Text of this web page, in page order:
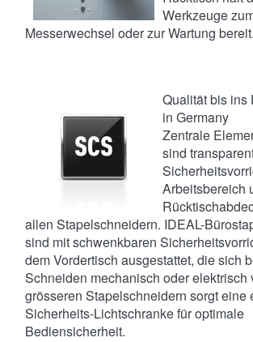
Werkzeuge
Messerwechsel oder zur Wartung bereit.
Qualität bis ins
in Germany
Zentrale
sind
Arbeitsbereich
allen Stapelschneidern. IDEAL-
sind mit schwenkbaren
dem Vordertisch ausgestattet, die sich
Schneiden mechanisch oder elektrisch
grösseren Stapelschneidern sorgt eine
Sicherheits-Lichtschranke für optimale
Bediensicherheit.